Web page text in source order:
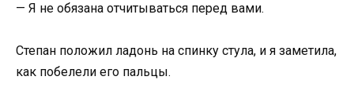
— Я не обязана отчитываться перед вами.
Степан положил ладонь на спинку стула, и я заметила,
как побелели его пальцы.